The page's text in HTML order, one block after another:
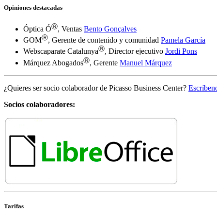
Opiniones destacadas
Óptica ÓⓇ, Ventas Bento Gonçalves
GOMⓇ, Gerente de contenido y comunidad Pamela García
Webscaparate CatalunyaⓇ, Director ejecutivo Jordi Pons
Márquez AbogadosⓇ, Gerente Manuel Márquez
¿Quieres ser socio colaborador de Picasso Business Center?
Socios colaboradores:
Básica9€ / mes + iva
La página que está viendo fue cifrada antes de transmitirse por